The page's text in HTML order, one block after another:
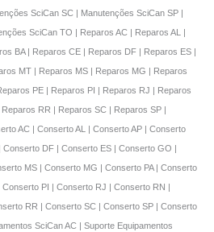
SciCan SC | Manutenções SciCan SP |
SciCan TO | Reparos AC | Reparos AL |
BA | Reparos CE | Reparos DF | Reparos ES |
MT | Reparos MS | Reparos MG | Reparos
PE | Reparos PI | Reparos RJ | Reparos
RR | Reparos SC | Reparos SP |
AC | Conserto AL | Conserto AP | Conserto
DF | Conserto ES | Conserto GO |
MS | Conserto MG | Conserto PA | Conserto
PI | Conserto RJ | Conserto RN |
RR | Conserto SC | Conserto SP | Conserto
SciCan AC | Suporte Equipamentos